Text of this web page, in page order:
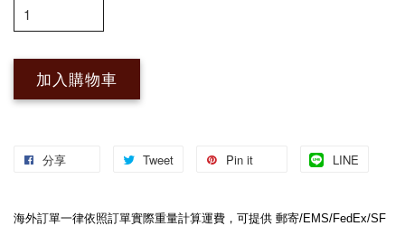
加入購物車
分享 Tweet Pin it LINE
海外訂單一律依照訂單實際重量計算運費，可提供 郵寄/EMS/FedEx/SF